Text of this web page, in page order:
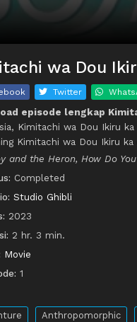
wa Dou
Twitter
episode lengkap
Kimitachi wa Dou Ikiru
Kimitachi wa Dou Ikiru ka
and the Heron, How Do
Completed
Studio Ghibli
2023
2 hr. 3 min.
Movie
1
Anthropomorphic